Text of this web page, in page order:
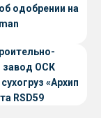
одобрении на
завод ОСК
«Архип
RSD59